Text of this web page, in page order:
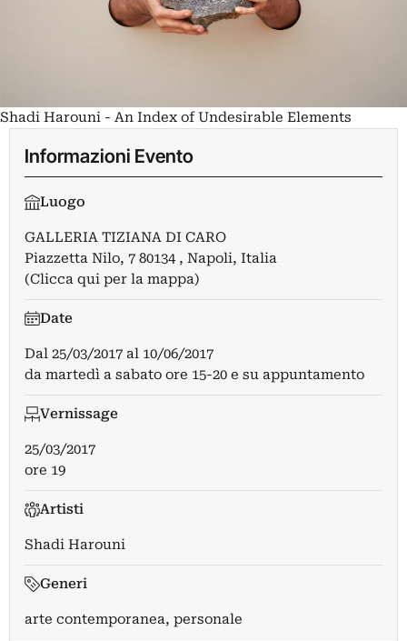
Shadi Harouni - An Index of Undesirable Elements
Informazioni Evento
Luogo
GALLERIA TIZIANA DI CARO
Piazzetta Nilo, 7 80134 , Napoli, Italia
(Clicca qui per la mappa)
Date
Dal 25/03/2017 al 10/06/2017
da martedì a sabato ore 15-20 e su appuntamento
Vernissage
25/03/2017
ore 19
Artisti
Shadi Harouni
Generi
arte contemporanea, personale